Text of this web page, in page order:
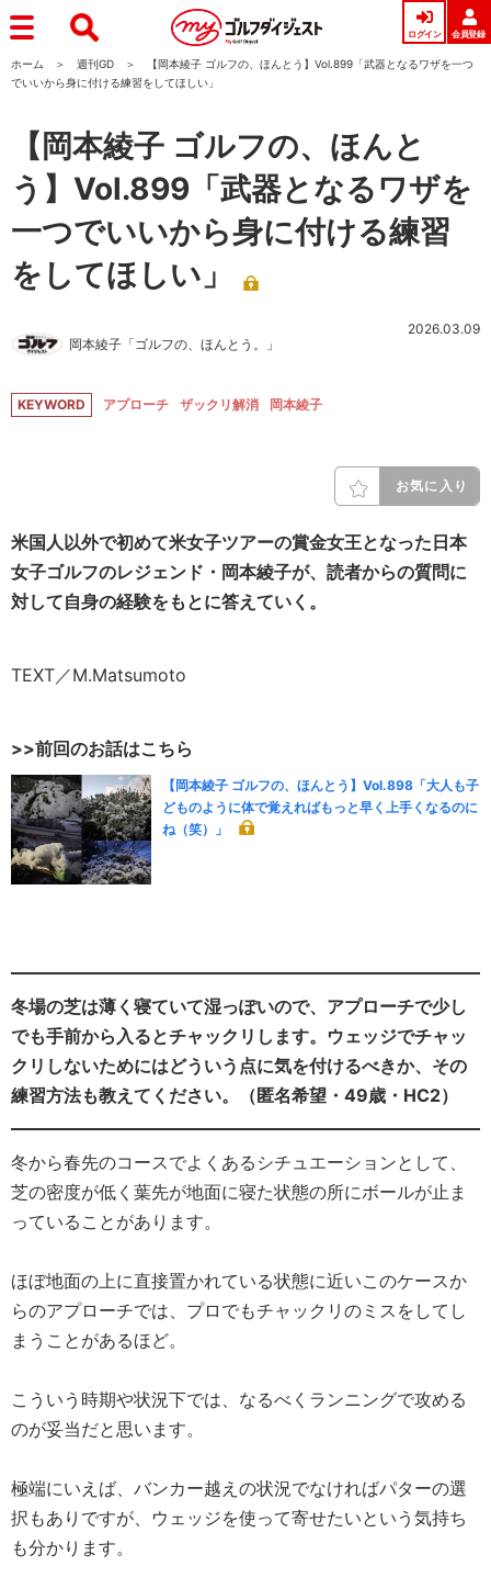
ログイン 会員登録
ホーム 週刊GD
【岡本綾子 ゴルフの、ほんとう】Vol.899「武器となるワザを一つ
でいいから身に付ける練習をしてほしい」
【岡本綾子 ゴルフの、ほんと
う】Vol.899「武器となるワザを
一つでいいから身に付ける練習
をしてほしい」
岡本綾子「ゴルフの、ほんとう。」
2026.03.09
KEYWORD アプローチ ザックリ解消 岡本綾子
お気に入り
米国人以外で初めて米女子ツアーの賞金女王となった日本
女子ゴルフのレジェンド・岡本綾子が、読者からの質問に
対して自身の経験をもとに答えていく。
TEXT／M.Matsumoto
>>前回のお話はこちら
【岡本綾子 ゴルフの、ほんとう】Vol.898「大人も子
どものように体で覚えればもっと早く上手くなるのに
ね（笑）」
冬場の芝は薄く寝ていて湿っぽいので、アプローチで少し
でも手前から入るとチャックリします。ウェッジでチャッ
クリしないためにはどういう点に気を付けるべきか、その
練習方法も教えてください。（匿名希望・49歳・HC2）
冬から春先のコースでよくあるシチュエーションとして、
芝の密度が低く葉先が地面に寝た状態の所にボールが止ま
っていることがあります。
ほぼ地面の上に直接置かれている状態に近いこのケースか
らのアプローチでは、プロでもチャックリのミスをしてし
まうことがあるほど。
こういう時期や状況下では、なるべくランニングで攻める
のが妥当だと思います。
極端にいえば、バンカー越えの状況でなければパターの選
択もありですが、ウェッジを使って寄せたいという気持ち
も分かります。